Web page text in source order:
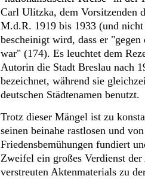
Carl Ulitzka, dem Vorsitzenden
M.d.R. 1919 bis 1933 (und
bescheinigt wird, dass er
war" (174). Es leuchtet dem
Autorin die Stadt Breslau nach
bezeichnet, während sie
deutschen Städtenamen benutzt.
Trotz dieser Mängel ist zu
seinen beinahe rastlosen und
Friedensbemühungen fundiert
Zweifel ein großes Verdienst
verstreuten Aktenmaterials zu